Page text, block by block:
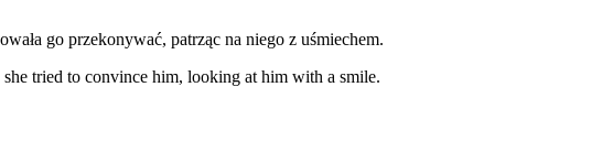
go przekonywać, patrząc na niego z uśmiechem.
tried to convince him, looking at him with a smile.